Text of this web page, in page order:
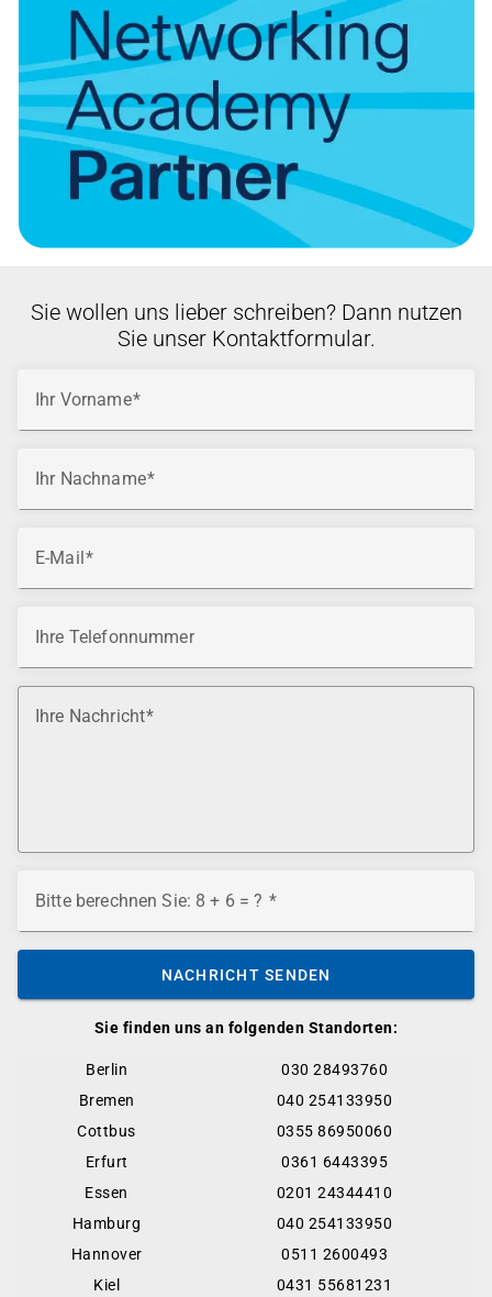
Sie finden uns an folgenden Standorten:
Berlin
030 28493760
Bremen
040 254133950
Cottbus
0355 86950060
Erfurt
0361 6443395
Essen
0201 24344410
Hamburg
040 254133950
Hannover
0511 2600493
Kiel
0431 55681231
Sie wollen uns lieber schreiben? Dann nutzen
Sie unser Kontaktformular.
Ihr Vorname
Ihr Nachname
E-Mail
Ihre Telefonnummer
Ihre Nachricht
Bitte berechnen Sie: 8 + 6 = ?
NACHRICHT SENDEN